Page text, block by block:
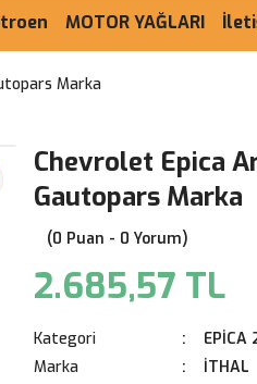
MOTOR YAĞLARI
Marka
Chevrolet Epica
Gautopars Marka
(0 Puan - 0 Yorum)
2.685,57 TL
Kategori
EPİCA
Marka
İTHAL